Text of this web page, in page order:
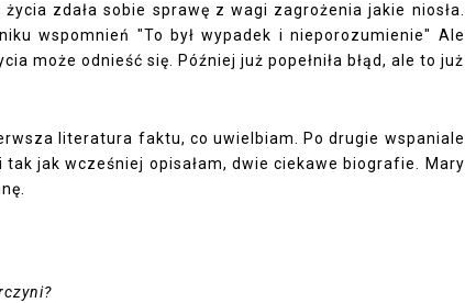
zdała sobie sprawę z wagi zagrożenia jakie niosła.
wspomnień "To był wypadek i nieporozumienie" Ale
może odnieść się. Później już popełniła błąd, ale to już
literatura faktu, co uwielbiam. Po drugie wspaniale
jak wcześniej opisałam, dwie ciekawe biografie. Mary